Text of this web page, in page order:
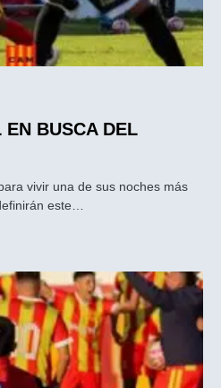
EN BUSCA DEL
vivir una de sus noches más
este…